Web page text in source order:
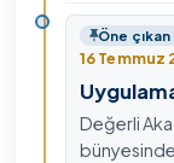
Öne çıkan
16 Temmuz
Değerli